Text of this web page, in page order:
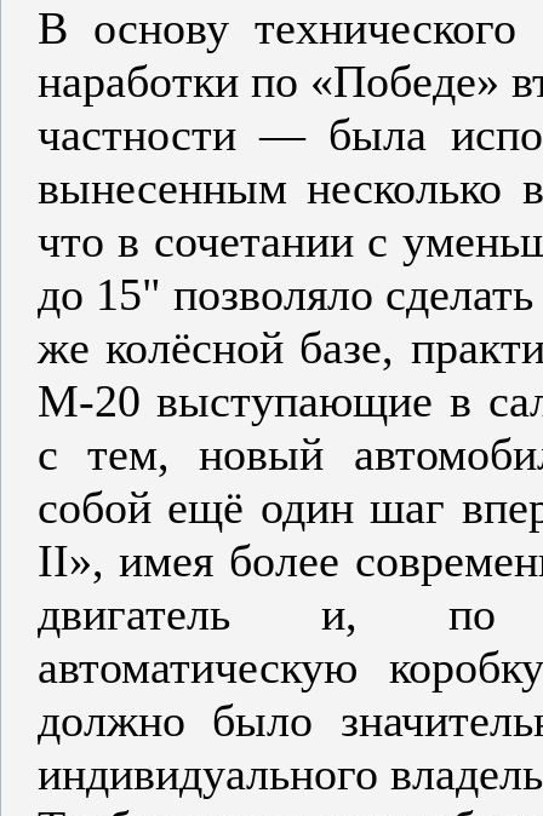
В основу
наработки по «Победе»
частности — была
вынесенным несколько
что в сочетании с
до 15" позволяло
же колёсной базе,
М-20 выступающие в
с тем, новый
собой ещё один шаг
II», имея более
двигатель и, по
автоматическую
должно было
индивидуального